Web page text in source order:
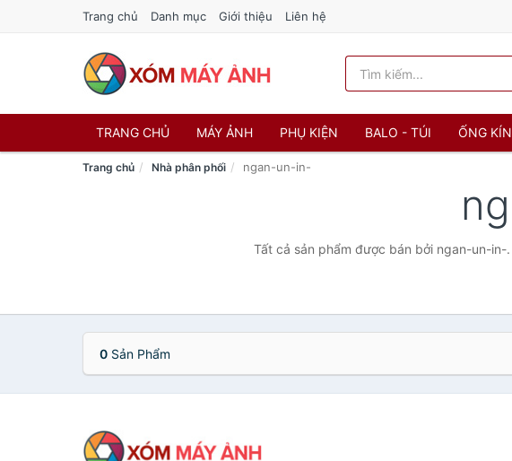
Trang chủ Danh mục Giới thiệu Liên hệ
TRANG CHỦ MÁY ẢNH PHỤ KIỆN BALO - TÚI ỐNG
Trang chủ Nhà phân phối ngan-un-in-
Tất cả sản phẩm được bán bởi ngan-un-
0 Sản Phẩm